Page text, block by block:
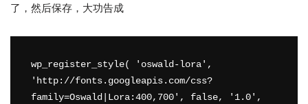
了，然后保存，大功告成
wp_register_style( 'oswald-lora',
'http://fonts.googleapis.com/css?
family=Oswald|Lora:400,700', false, '1.0',